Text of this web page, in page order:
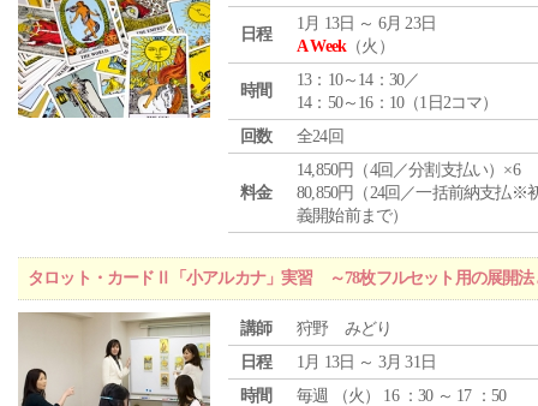
日程
1月 13日 ～ 6月 23日
A Week（火）
時間
13：10～14：30／
14：50～16：10（1日2コマ）
回数
全24回
料金
14,850円（4回／分割支払い）×6
80,850円（24回／一括前納支払※
義開始前まで）
タロット・カードⅡ「小アルカナ」実習 ～78枚フルセット用の展開法
講師
狩野 みどり
日程
1月 13日 ～ 3月 31日
時間
毎週 （火 ） 16 ：30 ～ 17 ：50